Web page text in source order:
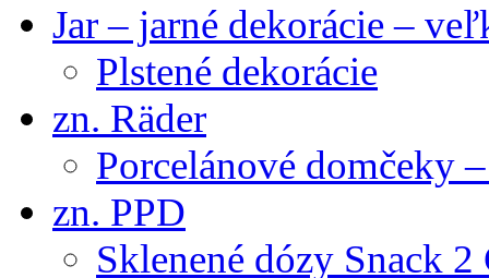
Jar – jarné dekorácie –
Plstené dekorácie
zn. Räder
Porcelánové domčeky
zn. PPD
Sklenené dózy Snack 2